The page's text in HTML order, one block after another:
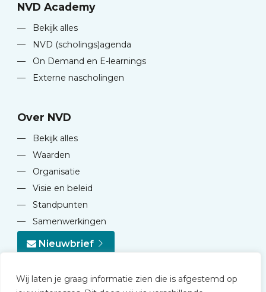
Wij laten je graag informatie zien die is afgestemd op
NVD Academy
—
Bekijk alles
—
NVD (scholings)agenda
—
On Demand en E-learnings
—
Externe nascholingen
Over NVD
—
Bekijk alles
—
Waarden
—
Organisatie
—
Visie en beleid
—
Standpunten
—
Samenwerkingen
Nieuwbrief